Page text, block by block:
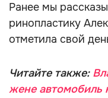
Ранее мы
ринопластику
отметила свой
Читайте также:
жене автомобиль